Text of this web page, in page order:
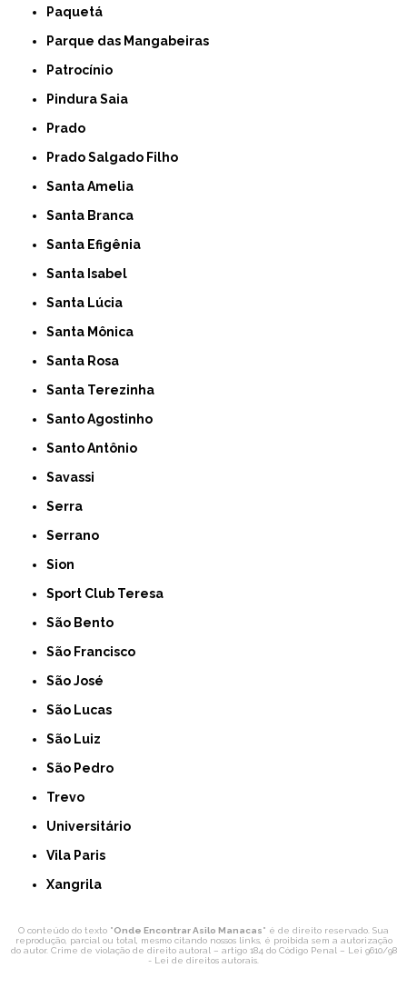
Paquetá
Parque das Mangabeiras
Patrocínio
Pindura Saia
Prado
Prado Salgado Filho
Santa Amelia
Santa Branca
Santa Efigênia
Santa Isabel
Santa Lúcia
Santa Mônica
Santa Rosa
Santa Terezinha
Santo Agostinho
Santo Antônio
Savassi
Serra
Serrano
Sion
Sport Club Teresa
São Bento
São Francisco
São José
São Lucas
São Luiz
São Pedro
Trevo
Universitário
Vila Paris
Xangrila
O conteúdo do texto "Onde Encontrar Asilo Manacas" é de direito reservado. Sua
reprodução, parcial ou total, mesmo citando nossos links, é proibida sem a autorização
do autor. Crime de violação de direito autoral – artigo 184 do Código Penal – Lei 9610/98
- Lei de direitos autorais